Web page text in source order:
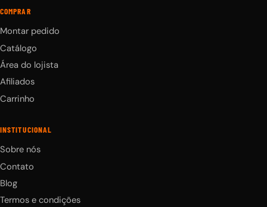
COMPRAR
Montar pedido
Catálogo
Área do lojista
Afiliados
Carrinho
INSTITUCIONAL
Sobre nós
Contato
Blog
Termos e condições